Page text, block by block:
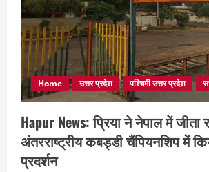
Home उत्तर प्रदेश पश्चिमी उत्तर प्रदेश
Hapur News: प्रिया ने नेपाल में
अंतरराष्ट्रीय कबड्डी चैंपियनशिप में
प्रदर्शन